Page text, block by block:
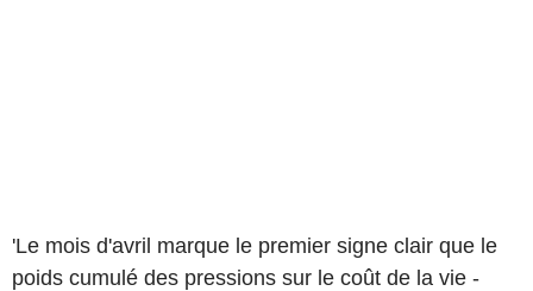
'Le mois d'avril marque le premier signe clair que le
poids cumulé des pressions sur le coût de la vie -